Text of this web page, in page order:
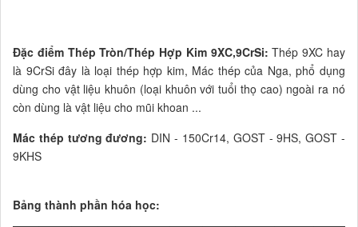
Đặc điểm Thép Tròn/Thép Hợp Kim 9XC,9CrSi: Thép 9XC hay
là 9CrSi đây là loại thép hợp kim, Mác thép của Nga, phổ dụng
dùng cho vật liệu khuôn (loại khuôn với tuổi thọ cao) ngoài ra nó
còn dùng là vật liệu cho mũi khoan ...
Mác thép tương đương: DIN - 150Cr14, GOST - 9HS, GOST -
9KHS
Bảng thành phần hóa học: